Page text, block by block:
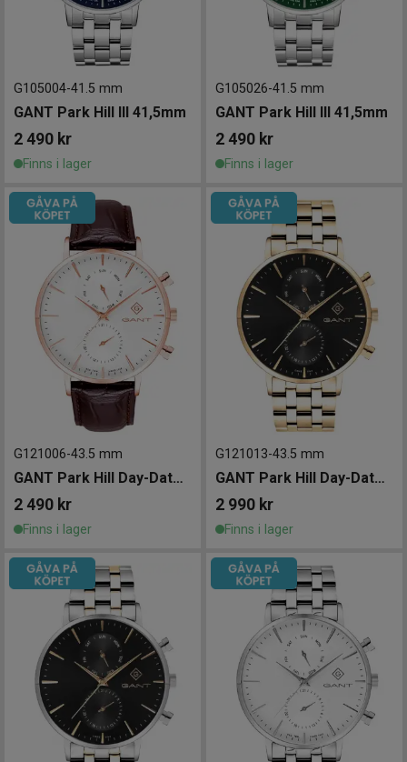
G105004-41.5 mm
GANT Park Hill III 41,5mm
2 490 kr
Finns i lager
G105026-41.5 mm
GANT Park Hill III 41,5mm
2 490 kr
Finns i lager
G121006-43.5 mm
GANT Park Hill Day-Date II 43.5mm
2 490 kr
Finns i lager
G121013-43.5 mm
GANT Park Hill Day-Date II 43.5mm
2 990 kr
Finns i lager